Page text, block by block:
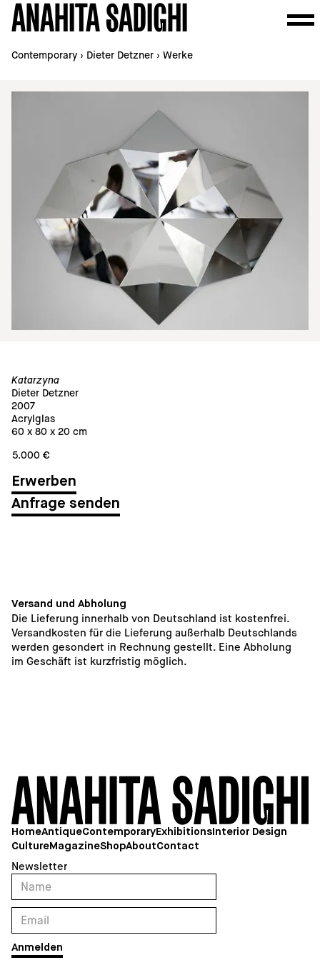
ANAHITA SADIGHI
Contemporary › Dieter Detzner › Werke
Katarzyna
Dieter Detzner
2007
Acrylglas
60 x 80 x 20 cm
5.000 €
Anfrage senden
Versand und Abholung
Die Lieferung innerhalb von Deutschland ist kostenfrei.
Versandkosten für die Lieferung außerhalb Deutschlands
werden gesondert in Rechnung gestellt. Eine Abholung
im Geschäft ist kurzfristig möglich.
HomeAntiqueContemporary Exhibitions Interior Design
Culture MagazineShopAboutContact
Newsletter